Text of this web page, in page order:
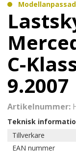
Modellanpassad
C-
9.2007
Artikelnummer:
Teknisk
Tillverkare
EAN nummer